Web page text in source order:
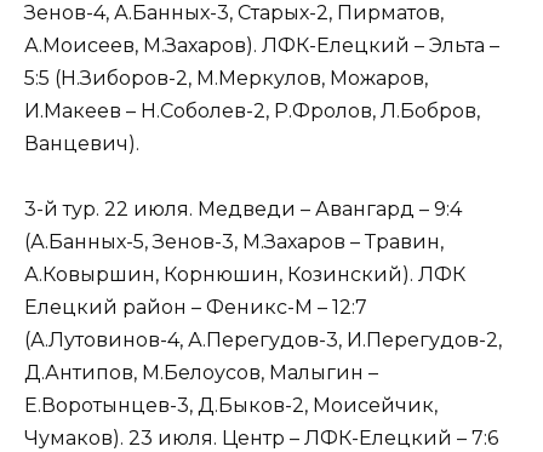
Зенов-4, А.Банных-3, Старых-2, Пирматов,
А.Моисеев, М.Захаров). ЛФК-Елецкий – Эльта –
5:5 (Н.Зиборов-2, М.Меркулов, Можаров,
И.Макеев – Н.Соболев-2, Р.Фролов, Л.Бобров,
Ванцевич).
3-й тур. 22 июля. Медведи – Авангард – 9:4
(А.Банных-5, Зенов-3, М.Захаров – Травин,
А.Ковыршин, Корнюшин, Козинский). ЛФК
Елецкий район – Феникс-М – 12:7
(А.Лутовинов-4, А.Перегудов-3, И.Перегудов-2,
Д.Антипов, М.Белоусов, Малыгин –
Е.Воротынцев-3, Д.Быков-2, Моисейчик,
Чумаков). 23 июля. Центр – ЛФК-Елецкий – 7:6